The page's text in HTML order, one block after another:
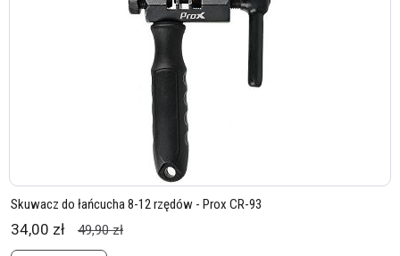
Skuwacz do łańcucha 8-12 rzędów - Prox CR-93
34,00 zł 49,90 zł